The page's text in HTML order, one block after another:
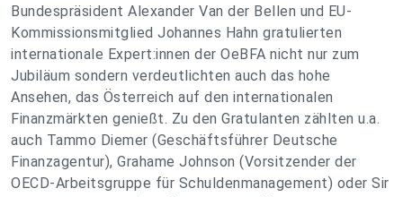
Bundespräsident Alexander Van der Bellen und EU-
Kommissionsmitglied Johannes Hahn gratulierten
internationale Expert:innen der OeBFA nicht nur zum
Jubiläum sondern verdeutlichten auch das hohe
Ansehen, das Österreich auf den internationalen
Finanzmärkten genießt. Zu den Gratulanten zählten u.a.
auch Tammo Diemer (Geschäftsführer Deutsche
Finanzagentur), Grahame Johnson (Vorsitzender der
OECD-Arbeitsgruppe für Schuldenmanagement) oder Sir